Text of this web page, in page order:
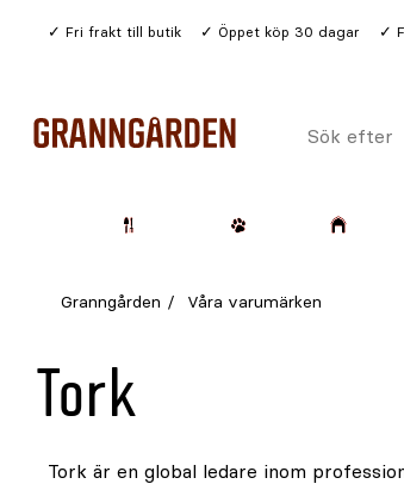
Fri frakt till butik Öppet köp 30 dagar
Sök
Granngården Våra varumärken
Tork
Tork är en global ledare inom
torkpapper, erbjuder Tork innovativa